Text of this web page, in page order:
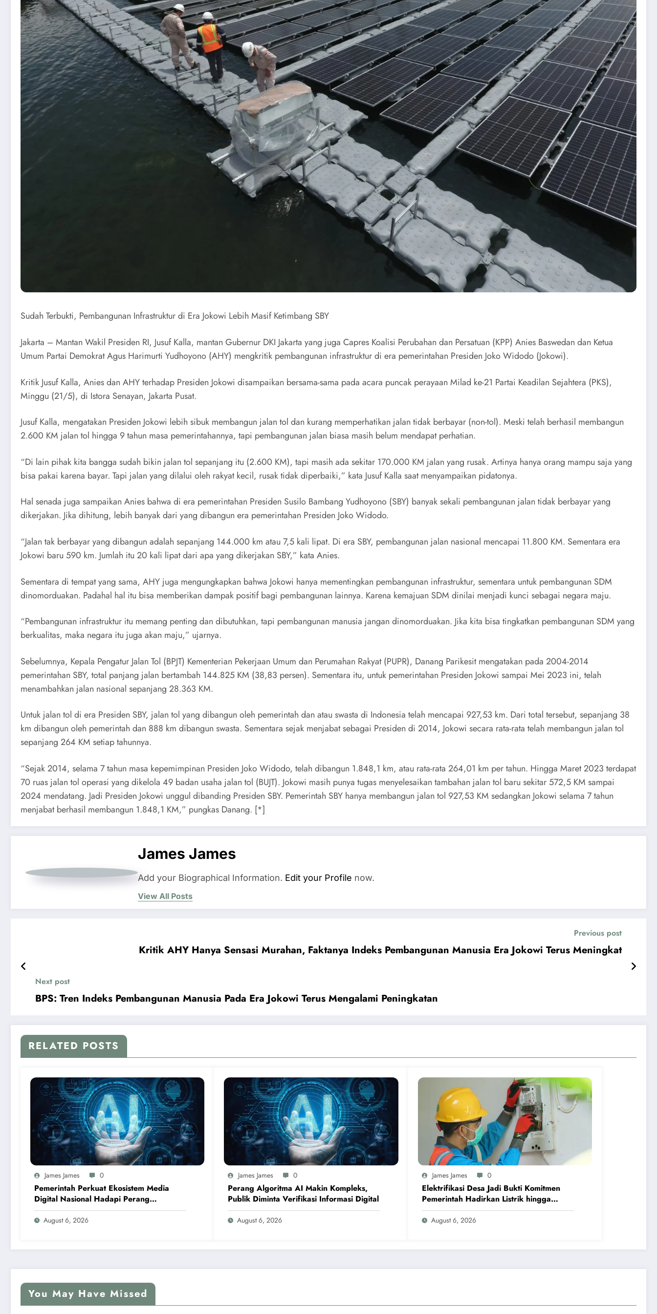
Sudah Terbukti, Pembangunan Infrastruktur di Era Jokowi Lebih Masif Ketimbang SBY
Jakarta – Mantan Wakil Presiden RI, Jusuf Kalla, mantan Gubernur DKI Jakarta yang juga Capres Koalisi Perubahan dan Persatuan (KPP) Anies Baswedan dan Ketua
Umum Partai Demokrat Agus Harimurti Yudhoyono (AHY) mengkritik pembangunan infrastruktur di era pemerintahan Presiden Joko Widodo (Jokowi).
Kritik Jusuf Kalla, Anies dan AHY terhadap Presiden Jokowi disampaikan bersama-sama pada acara puncak perayaan Milad ke-21 Partai Keadilan Sejahtera (PKS),
Minggu (21/5), di Istora Senayan, Jakarta Pusat.
Jusuf Kalla, mengatakan Presiden Jokowi lebih sibuk membangun jalan tol dan kurang memperhatikan jalan tidak berbayar (non-tol). Meski telah berhasil membangun
2.600 KM jalan tol hingga 9 tahun masa pemerintahannya, tapi pembangunan jalan biasa masih belum mendapat perhatian.
“Di lain pihak kita bangga sudah bikin jalan tol sepanjang itu (2.600 KM), tapi masih ada sekitar 170.000 KM jalan yang rusak. Artinya hanya orang mampu saja yang
bisa pakai karena bayar. Tapi jalan yang dilalui oleh rakyat kecil, rusak tidak diperbaiki,” kata Jusuf Kalla saat menyampaikan pidatonya.
Hal senada juga sampaikan Anies bahwa di era pemerintahan Presiden Susilo Bambang Yudhoyono (SBY) banyak sekali pembangunan jalan tidak berbayar yang
dikerjakan. Jika dihitung, lebih banyak dari yang dibangun era pemerintahan Presiden Joko Widodo.
“Jalan tak berbayar yang dibangun adalah sepanjang 144.000 km atau 7,5 kali lipat. Di era SBY, pembangunan jalan nasional mencapai 11.800 KM. Sementara era
Jokowi baru 590 km. Jumlah itu 20 kali lipat dari apa yang dikerjakan SBY,” kata Anies.
Sementara di tempat yang sama, AHY juga mengungkapkan bahwa Jokowi hanya mementingkan pembangunan infrastruktur, sementara untuk pembangunan SDM
dinomorduakan. Padahal hal itu bisa memberikan dampak positif bagi pembangunan lainnya. Karena kemajuan SDM dinilai menjadi kunci sebagai negara maju.
“Pembangunan infrastruktur itu memang penting dan dibutuhkan, tapi pembangunan manusia jangan dinomorduakan. Jika kita bisa tingkatkan pembangunan SDM yang
berkualitas, maka negara itu juga akan maju,” ujarnya.
Sebelumnya, Kepala Pengatur Jalan Tol (BPJT) Kementerian Pekerjaan Umum dan Perumahan Rakyat (PUPR), Danang Parikesit mengatakan pada 2004-2014
pemerintahan SBY, total panjang jalan bertambah 144.825 KM (38,83 persen). Sementara itu, untuk pemerintahan Presiden Jokowi sampai Mei 2023 ini, telah
menambahkan jalan nasional sepanjang 28.363 KM.
Untuk jalan tol di era Presiden SBY, jalan tol yang dibangun oleh pemerintah dan atau swasta di Indonesia telah mencapai 927,53 km. Dari total tersebut, sepanjang 38
km dibangun oleh pemerintah dan 888 km dibangun swasta. Sementara sejak menjabat sebagai Presiden di 2014, Jokowi secara rata-rata telah membangun jalan tol
sepanjang 264 KM setiap tahunnya.
“Sejak 2014, selama 7 tahun masa kepemimpinan Presiden Joko Widodo, telah dibangun 1.848,1 km, atau rata-rata 264,01 km per tahun. Hingga Maret 2023 terdapat
70 ruas jalan tol operasi yang dikelola 49 badan usaha jalan tol (BUJT). Jokowi masih punya tugas menyelesaikan tambahan jalan tol baru sekitar 572,5 KM sampai
2024 mendatang. Jadi Presiden Jokowi unggul dibanding Presiden SBY. Pemerintah SBY hanya membangun jalan tol 927,53 KM sedangkan Jokowi selama 7 tahun
menjabat berhasil membangun 1.848,1 KM,” pungkas Danang. [*]
James James
Add your Biographical Information. Edit your Profile now.
View All Posts
Previous post
Kritik AHY Hanya Sensasi Murahan, Faktanya Indeks Pembangunan Manusia Era Jokowi Terus Meningkat
Next post
BPS: Tren Indeks Pembangunan Manusia Pada Era Jokowi Terus Mengalami Peningkatan
RELATED POSTS
James James 0
Pemerintah Perkuat Ekosistem Media
Digital Nasional Hadapi Perang
Algoritma AI
August 6, 2026
James James 0
Perang Algoritma AI Makin Kompleks,
Publik Diminta Verifikasi Informasi Digital
August 6, 2026
James James 0
Elektrifikasi Desa Jadi Bukti Komitmen
Pemerintah Hadirkan Listrik hingga
Pelosok
August 6, 2026
You May Have Missed